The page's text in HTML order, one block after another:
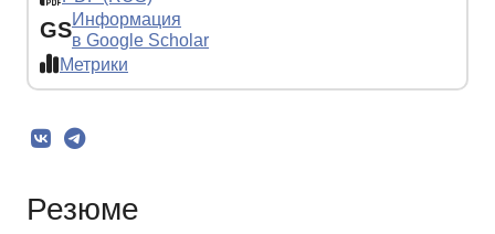
GSИнформация
в Google Scholar
Метрики
Резюме